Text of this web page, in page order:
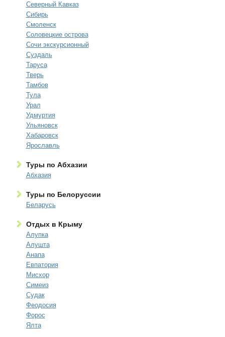
Северный Кавказ
Сибирь
Смоленск
Соловецкие острова
Сочи экскурсионный
Суздаль
Таруса
Тверь
Тамбов
Тула
Урал
Удмуртия
Ульяновск
Хабаровск
Ярославль
Туры по Абхазии
Абхазия
Туры по Белоруссии
Беларусь
Отдых в Крыму
Алупка
Алушта
Анапа
Евпатория
Мисхор
Симеиз
Судак
Феодосия
Форос
Ялта